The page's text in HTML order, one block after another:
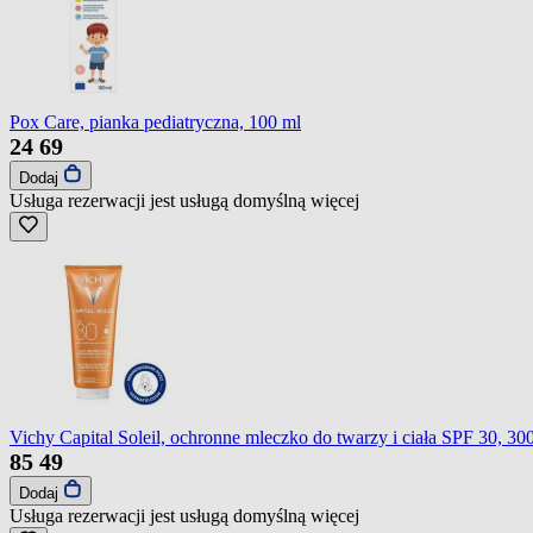
Pox Care, pianka pediatryczna, 100 ml
24 69
Dodaj
Usługa rezerwacji jest usługą domyślną więcej
Vichy Capital Soleil, ochronne mleczko do twarzy i ciała SPF 30,
85 49
Dodaj
Usługa rezerwacji jest usługą domyślną więcej